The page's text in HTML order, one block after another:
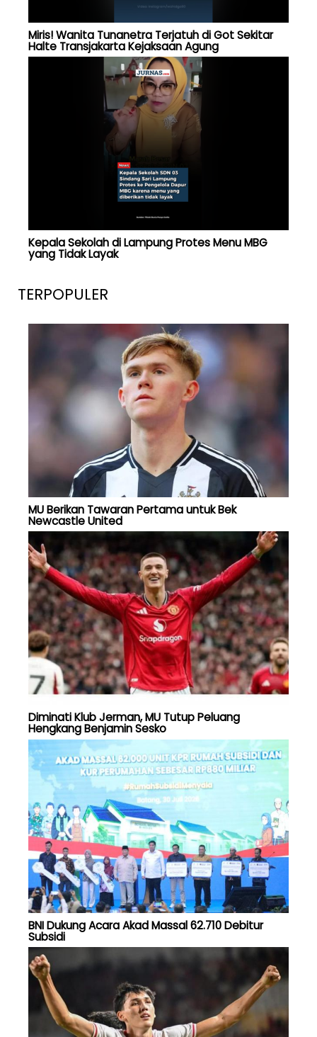
Miris! Wanita Tunanetra Terjatuh di Got Sekitar
Halte Transjakarta Kejaksaan Agung
Kepala Sekolah di Lampung Protes Menu MBG
yang Tidak Layak
TERPOPULER
MU Berikan Tawaran Pertama untuk Bek
Newcastle United
Diminati Klub Jerman, MU Tutup Peluang
Hengkang Benjamin Sesko
BNI Dukung Acara Akad Massal 62.710 Debitur
Subsidi